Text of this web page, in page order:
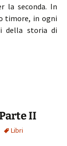
la seconda. In
timore, in ogni
della storia di
di John
II
Libri